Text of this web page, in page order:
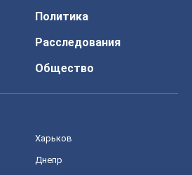
Политика
Расследования
Общество
Харьков
Днепр